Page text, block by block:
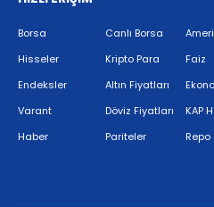
Borsa
Hisseler
Endeksler
Varant
Haber
Canlı Borsa
Kripto Para
Altın Fiyatları
Döviz Fiyatları
Pariteler
Faiz
KAP
Repo